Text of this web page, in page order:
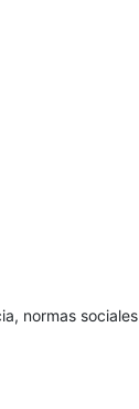
normas sociales